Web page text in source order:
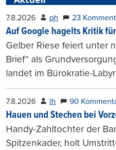
7.8.2026 ph 23
Auf Google hagelts Kritik
Gelber Riese feiert unter
Brief“ als
landet im Bürokratie-
7.8.2026 lh 90
Hauen und Stechen bei
Handy-Zahltochter der
Spitzenkader, holt